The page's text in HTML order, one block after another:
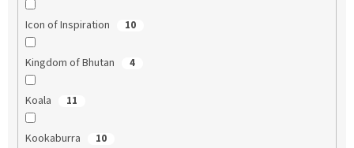
Icon of Inspiration 10
Kingdom of Bhutan 4
Koala 11
Kookaburra 10